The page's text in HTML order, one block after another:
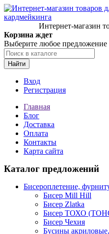
Интернет-магазин
Корзина ждет
Выберите любое предложение
Найти
Вход
Регистрация
Главная
Блог
Доставка
Оплата
Контакты
Карта сайта
Каталог предложений
Бисероплетение,
Бисер Mill Hill
Бисер Zlatka
Бисер ТОХО
Бисер Чехия
Бусины